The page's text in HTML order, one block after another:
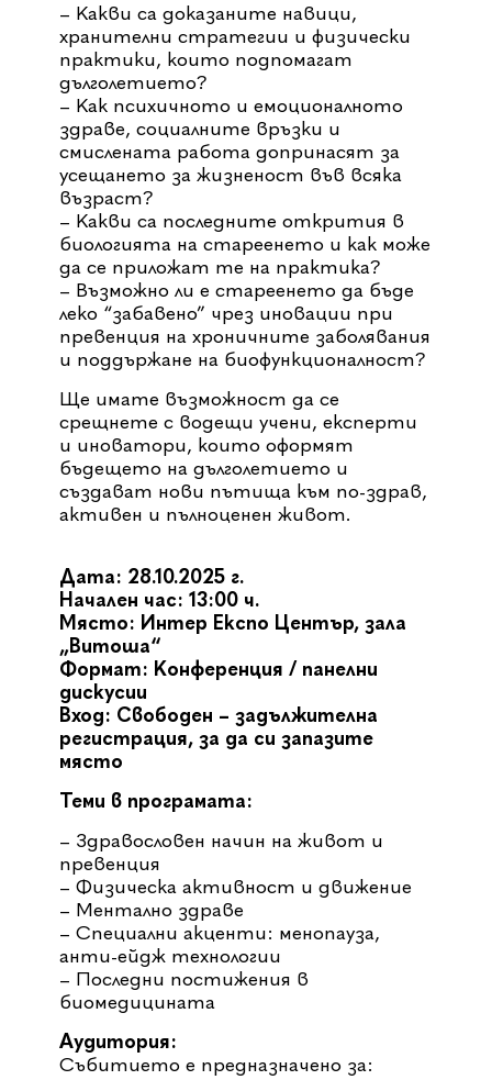
– Какви са доказаните навици,
хранителни стратегии и физически
практики, които подпомагат
дълголетието?
– Как психичното и емоционалното
здраве, социалните връзки и
смислената работа допринасят за
усещането за жизненост във всяка
възраст?
– Какви са последните открития в
биологията на стареенето и как може
да се приложат те на практика?
– Възможно ли е стареенето да бъде
леко “забавено” чрез иновации при
превенция на хроничните заболявания
и поддържане на биофункционалност?
Ще имате възможност да се
срещнете с водещи учени, експерти
и иноватори, които оформят
бъдещето на дълголетието и
създават нови пътища към по-здрав,
активен и пълноценен живот.
Дата: 28.10.2025 г.
Начален час: 13:00 ч.
Място: Интер Експо Център, зала
„Витоша“
Формат: Конференция / панелни
дискусии
Вход: Свободен – задължителна
регистрация, за да си запазите
място
Теми в програмата:
– Здравословен начин на живот и
превенция
– Физическа активност и движение
– Ментално здраве
– Специални акценти: менопауза,
анти-ейдж технологии
– Последни постижения в
биомедицината
Аудитория:
Събитието е предназначено за: